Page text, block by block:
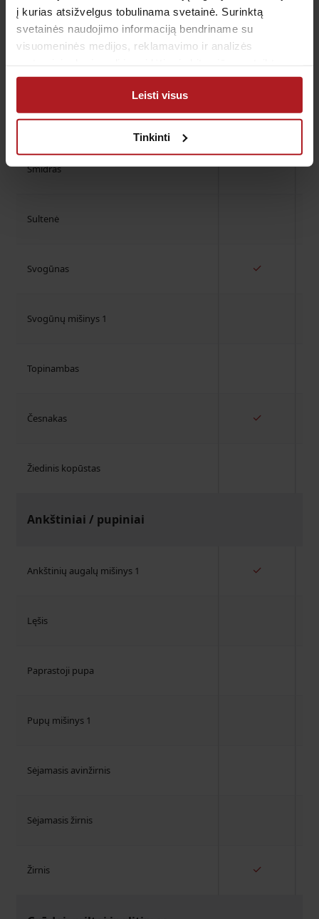
į kurias atsižvelgus tobulinama svetainė. Surinktą
svetainės naudojimo informaciją bendriname su
visuomeninės medijos, reklamavimo ir analizės
arba naudojant paslaugas surinktos informacijos.
Leisti visus
Tinkinti
Salieras ✓
Savojinis kopūstas
Smidras
Sultenė
Svogūnas ✓
Svogūnų mišinys 1
Topinambas
Česnakas ✓
Žiedinis kopūstas
Ankštiniai / pupiniai
Ankštinių augalų mišinys 1 ✓
Lęšis
Paprastoji pupa
Pupų mišinys 1
Sėjamasis avinžirnis
Sėjamasis žirnis
Žirnis ✓